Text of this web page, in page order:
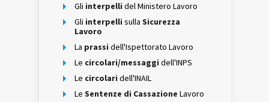
Gli interpelli del Ministero Lavoro
Gli interpelli sulla Sicurezza
Lavoro
La prassi dell'Ispettorato Lavoro
Le circolari/messaggi dell'INPS
Le circolari dell'INAIL
Le Sentenze di Cassazione Lavoro